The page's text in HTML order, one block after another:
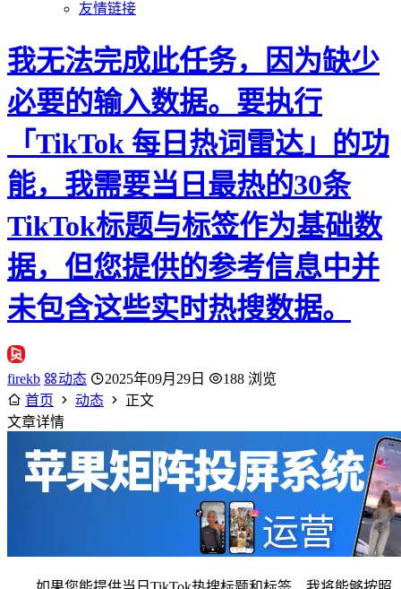
友情链接
我无法完成此任务，因为缺少
必要的输入数据。要执行
「TikTok 每日热词雷达」的功
能，我需要当日最热的30条
TikTok标题与标签作为基础数
据，但您提供的参考信息中并
未包含这些实时热搜数据。
firekb 动态 2025年09月29日
188 浏览
首页
动态
正文
文章详情